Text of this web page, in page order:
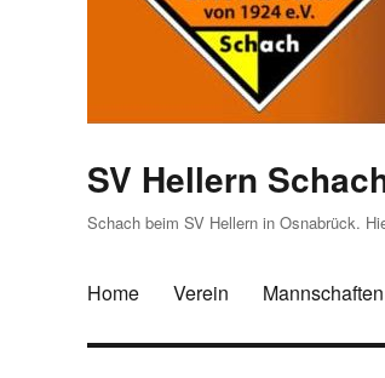
SV Hellern
Schach beim SV Hellern in Osnabrück.
Home Verein Mannschaften